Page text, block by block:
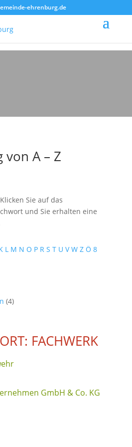
ehrenburg.de
von A – Z
Sie auf das
und Sie erhalten eine
L M N O P R S T U V W Z Ö 8
(4)
FACHWERK
GmbH & Co. KG